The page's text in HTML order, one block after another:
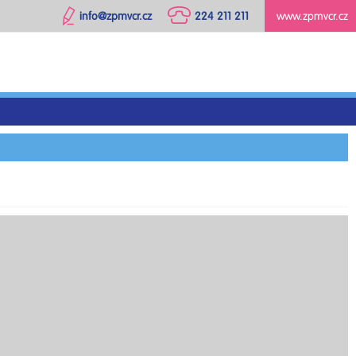
www.zpmvcr.cz
224 211 211
info@zpmvcr.cz